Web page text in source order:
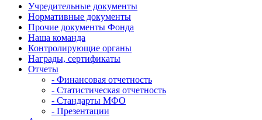
Учредительные документы
Нормативные документы
Прочие документы Фонда
Наша команда
Контролирующие органы
Награды, сертификаты
Отчеты
- Финансовая отчетность
- Статистическая отчетность
- Стандарты МФО
- Презентации